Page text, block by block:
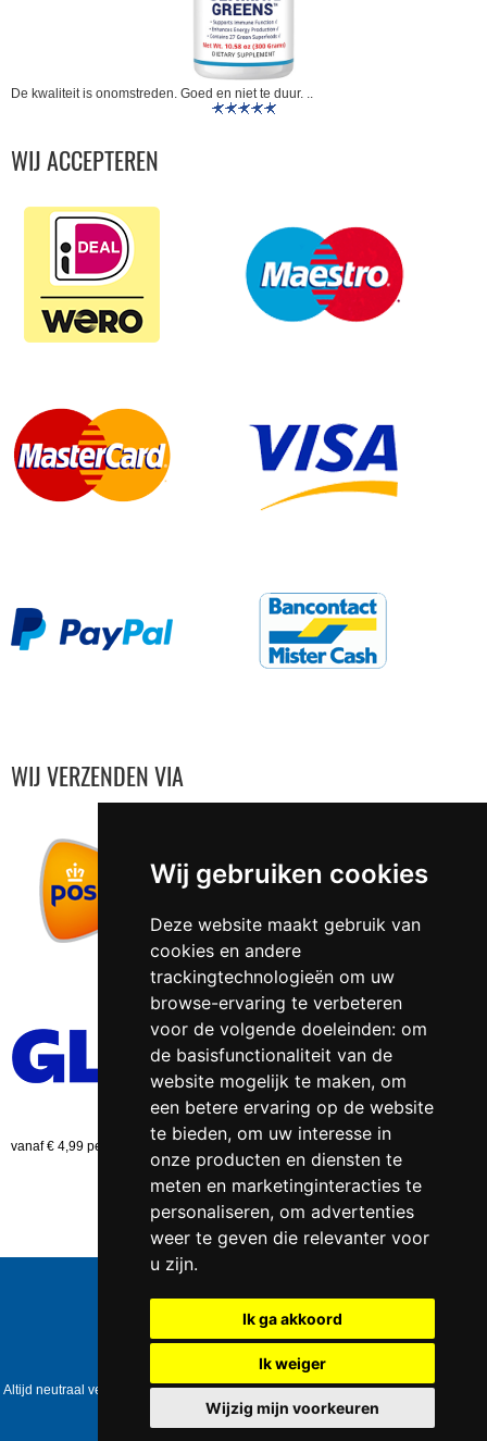
Wij gebruiken cookies
Deze website maakt gebruik van
cookies en andere
trackingtechnologieën om uw
browse-ervaring te verbeteren
voor de volgende doeleinden: om
de basisfunctionaliteit van de
website mogelijk te maken, om
een betere ervaring op de website
te bieden, om uw interesse in
onze producten en diensten te
meten en marketinginteracties te
personaliseren, om advertenties
weer te geven die relevanter voor
u zijn.
Ik ga akkoord
Ik weiger
Wijzig mijn voorkeuren
De kwaliteit is onomstreden. Goed en niet te duur. ..
WIJ ACCEPTEREN
WIJ VERZENDEN VIA
vanaf € 4,99 per bestelling (NL)
Telefoonnummer:
KVK-nummer:5085.3279 teEnschede
NL823086161B01
IBAN:DE39 4016 4024 0162 9257 00
Copyright © 2006-2026Healthpower.nl
Altijd neutraal verpakt • Geen expliciete vermelding op het pakket • Op werkdagen
voor 17:00 besteld = dezelfde dag verzonden
Update cookies preferences